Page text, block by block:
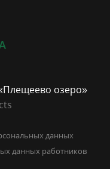
озеро»
данных
данных работников